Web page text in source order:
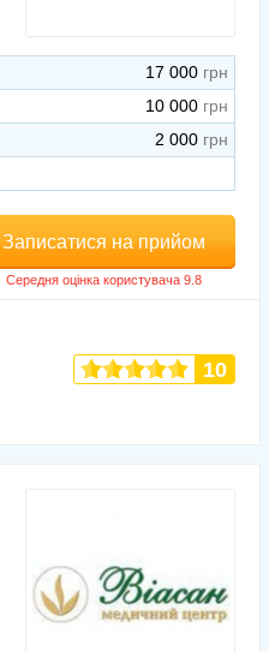
17 000
10 000
2 000
Записатися на прийом
10